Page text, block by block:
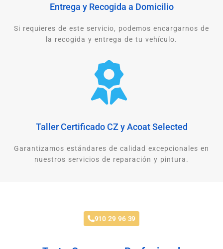
Entrega y Recogida a Domicilio
Si requieres de este servicio, podemos encargarnos de
la recogida y entrega de tu vehículo.
Taller Certificado CZ y Acoat Selected
Garantizamos estándares de calidad excepcionales en
nuestros servicios de reparación y pintura.
910 29 96 39